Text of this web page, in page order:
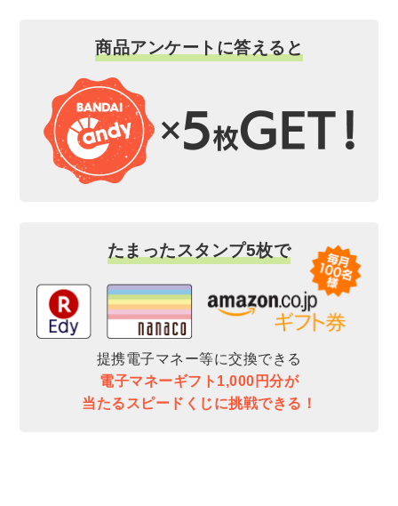
商品アンケートに答えると
たまったスタンプ5枚で
提携電子マネー等に交換できる
電子マネーギフト1,000円分が
当たるスピードくじに挑戦できる！